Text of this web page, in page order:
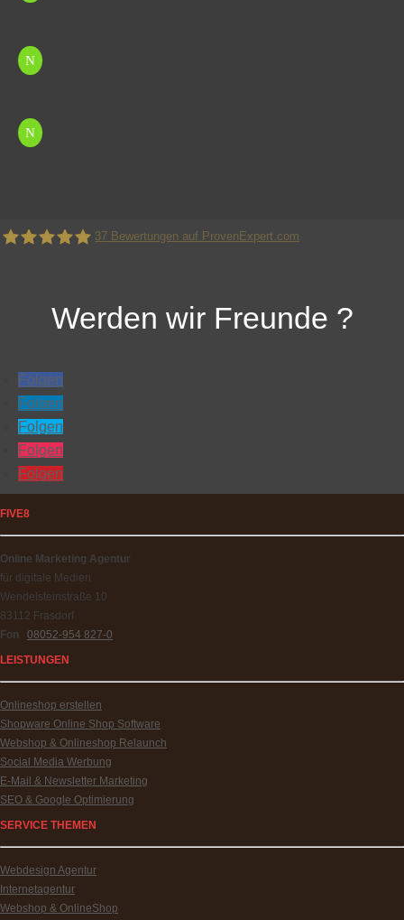
N
N
37 Bewertungen auf ProvenExpert.com
Werden wir Freunde ?
Folgen
Folgen
Folgen
Folgen
Folgen
FIVE8
Online Marketing Agentur
für digitale Medien
Wendelsteinstraße 10
83112 Frasdorf
Fon
08052-954 827-0
LEISTUNGEN
Onlineshop erstellen
Shopware Online Shop Software
Webshop & Onlineshop Relaunch
Social Media Werbung
E-Mail & Newsletter Marketing
SEO & Google Optimierung
SERVICE THEMEN
Webdesign Agentur
Internetagentur
Webshop & OnlineShop